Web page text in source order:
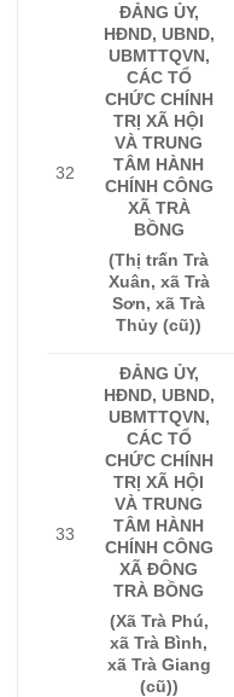
32
ĐẢNG ỦY,
HĐND, UBND,
UBMTTQVN,
CÁC TỔ
CHỨC CHÍNH
TRỊ XÃ HỘI
VÀ TRUNG
TÂM HÀNH
CHÍNH CÔNG
XÃ TRÀ
BỒNG
(Thị trấn Trà
Xuân, xã Trà
Sơn, xã Trà
Thủy (cũ))
33
ĐẢNG ỦY,
HĐND, UBND,
UBMTTQVN,
CÁC TỔ
CHỨC CHÍNH
TRỊ XÃ HỘI
VÀ TRUNG
TÂM HÀNH
CHÍNH CÔNG
XÃ ĐÔNG
TRÀ BỒNG
(Xã Trà Phú,
xã Trà Bình,
xã Trà Giang
(cũ))